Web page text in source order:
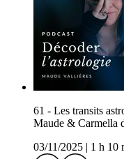
61 - Les transits
Maude & Carmella
03/11/2025
1 h 10